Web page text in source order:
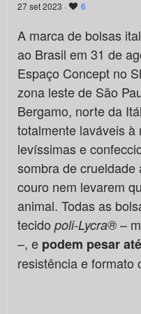
27 set 2023 · 6
A marca de bolsas
ao Brasil em 31 de
Espaço Concept no
zona leste de São
Bergamo, norte da
totalmente laváveis à
levíssimas e
sombra de
couro nem levarem
animal. Todas as
tecido poli-Lycra®–
–, e podem pesar
resistência e formato